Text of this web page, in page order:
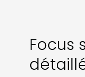
Focus